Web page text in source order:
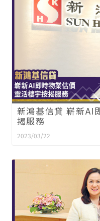
新鴻基信貸 嶄新AI
揭服務
2023/03/22